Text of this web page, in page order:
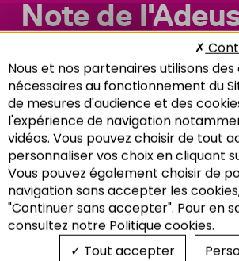
Recherche
Note de
Nous et nos partenaires utilisons des
nécessaires au fonctionnement du
de mesures d'audience et des
l'expérience de navigation
vidéos. Vous pouvez choisir de tout
personnaliser vos choix en cliquant
Vous pouvez également choisir de
navigation sans accepter les
"Continuer sans accepter". Pour en
consultez notre Politique cookies.
Tout accepter